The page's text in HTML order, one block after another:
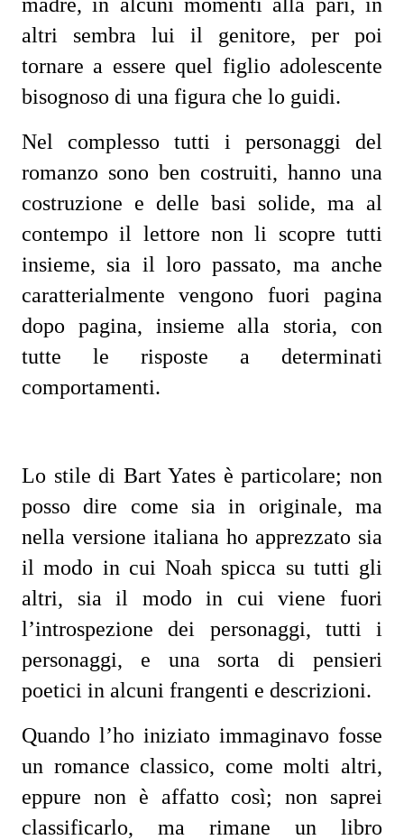
altri sembra lui il genitore, per poi
tornare a essere quel figlio adolescente
bisognoso di una figura che lo guidi.
Nel complesso tutti i personaggi del
romanzo sono ben costruiti, hanno una
costruzione e delle basi solide, ma al
contempo il lettore non li scopre tutti
insieme, sia il loro passato, ma anche
caratterialmente vengono fuori pagina
dopo pagina, insieme alla storia, con
tutte le risposte a determinati
comportamenti.
Lo stile di Bart Yates è particolare; non
posso dire come sia in originale, ma
nella versione italiana ho apprezzato sia
il modo in cui Noah spicca su tutti gli
altri, sia il modo in cui viene fuori
l’introspezione dei personaggi, tutti i
personaggi, e una sorta di pensieri
poetici in alcuni frangenti e descrizioni.
Quando l’ho iniziato immaginavo fosse
un romance classico, come molti altri,
eppure non è affatto così; non saprei
classificarlo, ma rimane un libro